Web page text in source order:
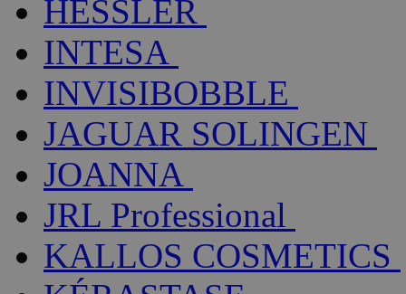
HESSLER
INTESA
INVISIBOBBLE
JAGUAR SOLINGEN
JOANNA
JRL Professional
KALLOS COSMETICS